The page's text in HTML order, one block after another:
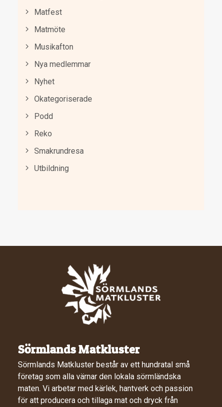
Matfest
Matmöte
Musikafton
Nya medlemmar
Nyhet
Okategoriserade
Podd
Reko
Smakrundresa
Utbildning
Sörmlands Matkluster
Sörmlands Matkluster består av ett hundratal små
företag som alla värnar den lokala sörmländska
maten. Vi arbetar med kärlek, hantverk och passion
för att producera och tillaga mat och dryck från